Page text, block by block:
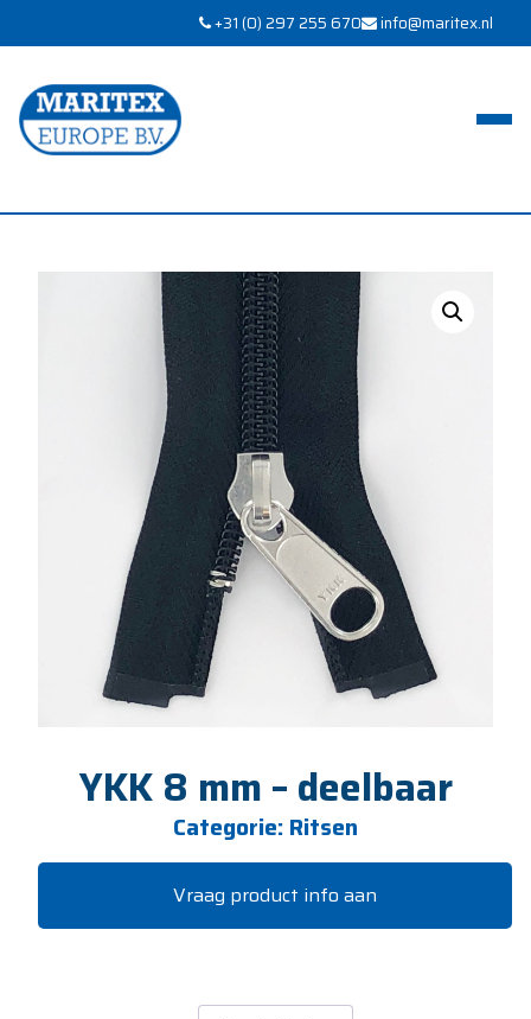
+31 (0) 297 255 670 info@maritex.nl
YKK 8 mm – deelbaar
Categorie: Ritsen
Vraag product info aan